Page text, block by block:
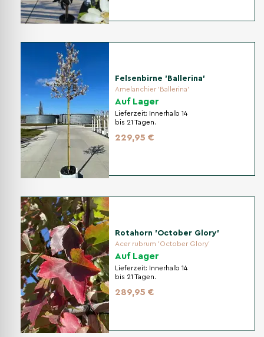
Felsenbirne 'Ballerina'
Amelanchier 'Ballerina'
Auf Lager
Lieferzeit:
Innerhalb 14
bis 21 Tagen.
229,95 €
Rotahorn 'October Glory'
Acer rubrum 'October Glory'
Auf Lager
Lieferzeit:
Innerhalb 14
bis 21 Tagen.
289,95 €